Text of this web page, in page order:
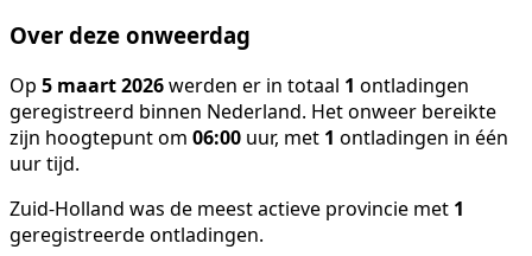
Over deze onweerdag
Op 5 maart 2026werden er in totaal 1 ontladingen
geregistreerd binnen Nederland. Het onweer bereikte
zijn hoogtepunt om 06:00 uur, met 1 ontladingen in één
uur tijd.
Zuid-Holland was de meest actieve provincie met 1
geregistreerde ontladingen.